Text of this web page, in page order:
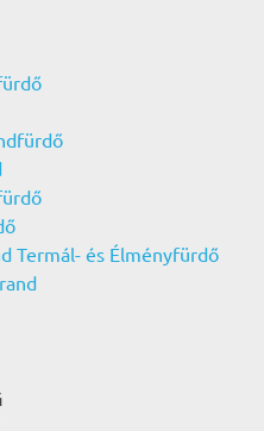
Termál- és Élményfürdő